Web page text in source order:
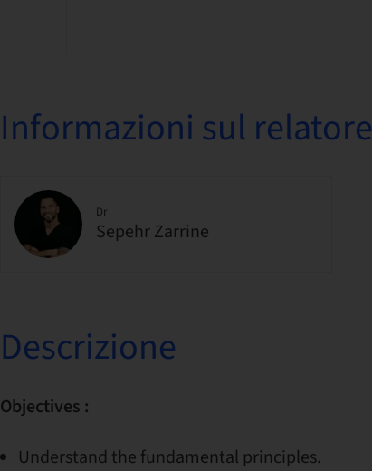
Informazioni sul relatore
Dr
Sepehr Zarrine
Descrizione
Objectives :
Understand the fundamental principles.